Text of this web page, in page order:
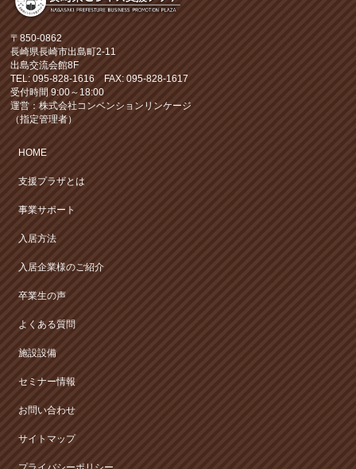
〒850-0862
長崎県長崎市出島町2-11
出島交流会館8F
TEL: 095-828-1616 FAX: 095-828-1617
受付時間 9:00～18:00
運営：株式会社コンベンションリンケージ
（指定管理者）
HOME
支援プラザとは
事業サポート
入居方法
入居企業様のご紹介
卒業生の声
よくある質問
施設設備
セミナー情報
お問い合わせ
サイトマップ